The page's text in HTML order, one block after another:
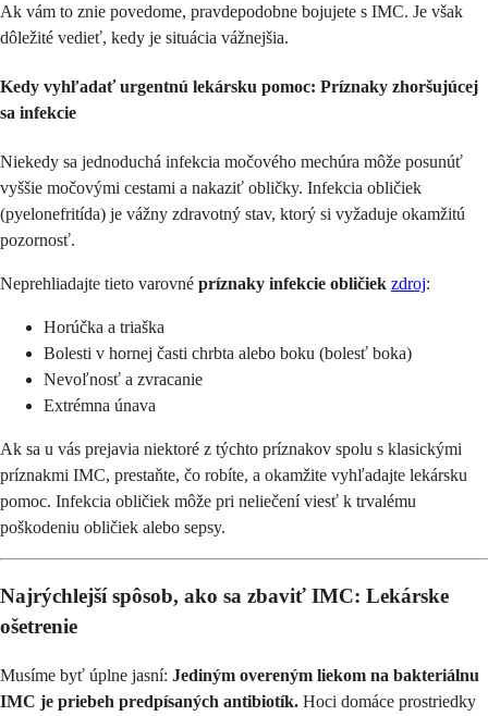
Ak vám to znie povedome, pravdepodobne bojujete s IMC. Je však
dôležité vedieť, kedy je situácia vážnejšia.
Kedy vyhľadať urgentnú lekársku pomoc: Príznaky zhoršujúcej
sa infekcie
Niekedy sa jednoduchá infekcia močového mechúra môže posunúť
vyššie močovými cestami a nakaziť obličky. Infekcia obličiek
(pyelonefritída) je vážny zdravotný stav, ktorý si vyžaduje okamžitú
pozornosť.
Neprehliadajte tieto varovné príznaky infekcie obličiek zdroj:
Horúčka a triaška
Bolesti v hornej časti chrbta alebo boku (bolesť boka)
Nevoľnosť a zvracanie
Extrémna únava
Ak sa u vás prejavia niektoré z týchto príznakov spolu s klasickými
príznakmi IMC, prestaňte, čo robíte, a okamžite vyhľadajte lekársku
pomoc. Infekcia obličiek môže pri neliečení viesť k trvalému
poškodeniu obličiek alebo sepsy.
Najrýchlejší spôsob, ako sa zbaviť IMC: Lekárske
ošetrenie
Musíme byť úplne jasní: Jediným overeným liekom na bakteriálnu
IMC je priebeh predpísaných antibiotík. Hoci domáce prostriedky